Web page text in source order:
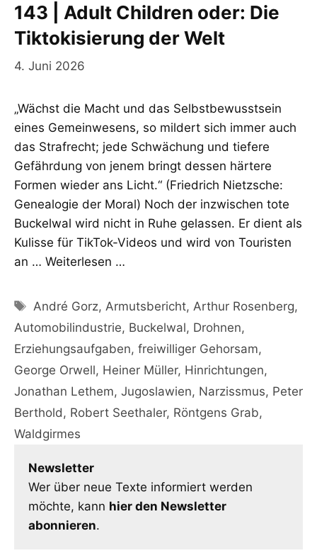
143 | Adult Children oder: Die
Tiktokisierung der Welt
4. Juni 2026
„Wächst die Macht und das Selbstbewusstsein
eines Gemeinwesens, so mildert sich immer auch
das Strafrecht; jede Schwächung und tiefere
Gefährdung von jenem bringt dessen härtere
Formen wieder ans Licht.“ (Friedrich Nietzsche:
Genealogie der Moral) Noch der inzwischen tote
Buckelwal wird nicht in Ruhe gelassen. Er dient als
Kulisse für TikTok-Videos und wird von Touristen
an … Weiterlesen …
Schlagwörter
André Gorz, Armutsbericht, Arthur Rosenberg,
Automobilindustrie, Buckelwal, Drohnen,
Erziehungsaufgaben, freiwilliger Gehorsam,
George Orwell, Heiner Müller, Hinrichtungen,
Jonathan Lethem, Jugoslawien, Narzissmus, Peter
Berthold , Robert Seethaler, Röntgens Grab,
Waldgirmes
Newsletter
Wer über neue Texte informiert werden
möchte, kann hier den Newsletter
abonnieren.